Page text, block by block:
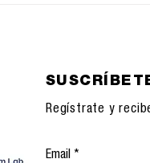
Regístrate y
Email